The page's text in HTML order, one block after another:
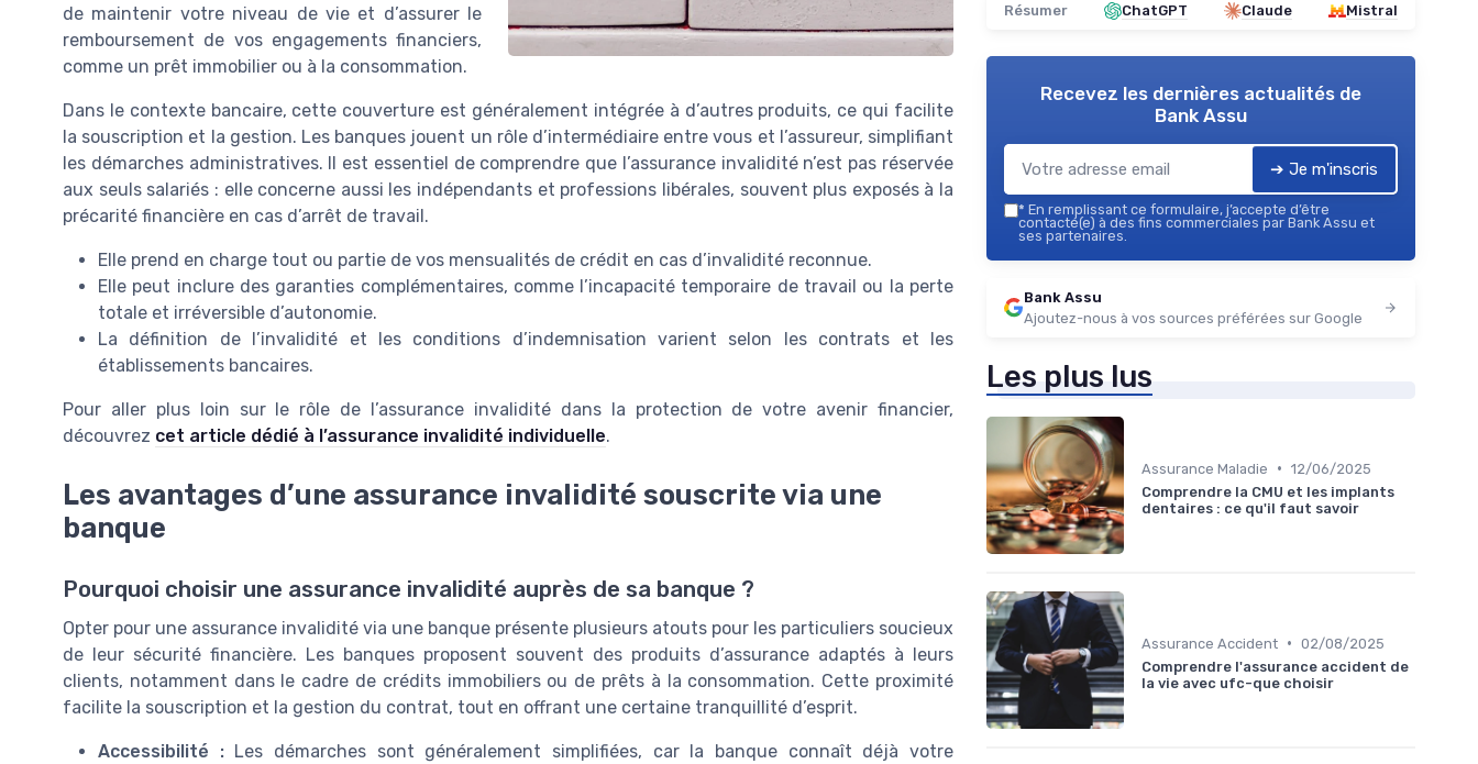
de maintenir votre niveau de vie et d’assurer le
remboursement de vos engagements financiers,
comme un prêt immobilier ou à la consommation.
Dans le contexte bancaire, cette couverture est généralement intégrée à d’autres produits, ce qui facilite
la souscription et la gestion. Les banques jouent un rôle d’intermédiaire entre vous et l’assureur, simplifiant
les démarches administratives. Il est essentiel de comprendre que l’assurance invalidité n’est pas réservée
aux seuls salariés : elle concerne aussi les indépendants et professions libérales, souvent plus exposés à la
précarité financière en cas d’arrêt de travail.
Elle prend en charge tout ou partie de vos mensualités de crédit en cas d’invalidité reconnue.
Elle peut inclure des garanties complémentaires, comme l’incapacité temporaire de travail ou la perte
totale et irréversible d’autonomie.
La définition de l’invalidité et les conditions d’indemnisation varient selon les contrats et les
établissements bancaires.
Pour aller plus loin sur le rôle de l’assurance invalidité dans la protection de votre avenir financier,
découvrez cet article dédié à l’assurance invalidité individuelle.
Les avantages d’une assurance invalidité souscrite via une
banque
Pourquoi choisir une assurance invalidité auprès de sa banque ?
Opter pour une assurance invalidité via une banque présente plusieurs atouts pour les particuliers soucieux
de leur sécurité financière. Les banques proposent souvent des produits d’assurance adaptés à leurs
clients, notamment dans le cadre de crédits immobiliers ou de prêts à la consommation. Cette proximité
facilite la souscription et la gestion du contrat, tout en offrant une certaine tranquillité d’esprit.
Accessibilité :Les démarches sont généralement simplifiées, car la banque connaît déjà votre
Résumer ChatGPT Claude Mistral
Recevez les dernières actualités de
Bank Assu
➔ Je m'inscris
* En remplissant ce formulaire, j’accepte d’être
contacté(e) à des fins commerciales par Bank Assu et
ses partenaires.
Bank Assu
Ajoutez-nous à vos sources préférées sur Google
Les plus lus
Assurance Maladie • 12/06/2025
Comprendre la CMU et les implants
dentaires : ce qu'il faut savoir
Assurance Accident • 02/08/2025
Comprendre l'assurance accident de
la vie avec ufc-que choisir